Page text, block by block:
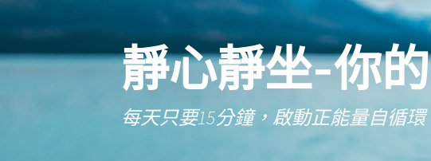
靜心靜坐-你
每天只要15分鐘，啟動正能量自循環